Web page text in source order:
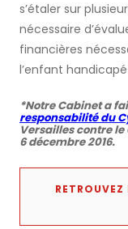
s’étaler sur
nécessaire
financières
l’enfant
*Notre Cabinet a
responsabilité du
Versailles contre le
6 décembre 2016.